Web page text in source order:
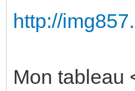
http://
Mon tableau